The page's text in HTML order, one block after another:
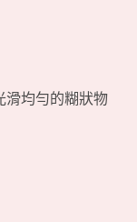
滑均勻的糊狀物